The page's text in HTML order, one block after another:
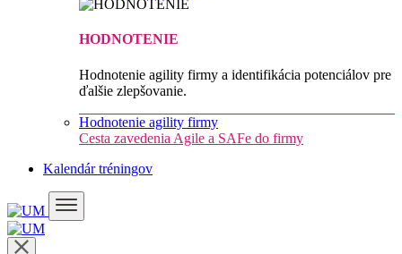
HODNOTENIE
Hodnotenie agility firmy a identifikácia potenciálov pre
ďalšie zlepšovanie.
Hodnotenie agility firmy
Cesta zavedenia Agile a SAFe do firmy
Kalendár tréningov